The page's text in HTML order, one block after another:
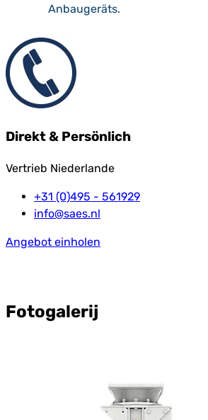
Anbaugeräts.
Direkt & Persönlich
Vertrieb Niederlande
+31 (0)495 - 561929
info@saes.nl
Angebot einholen
Fotogalerij